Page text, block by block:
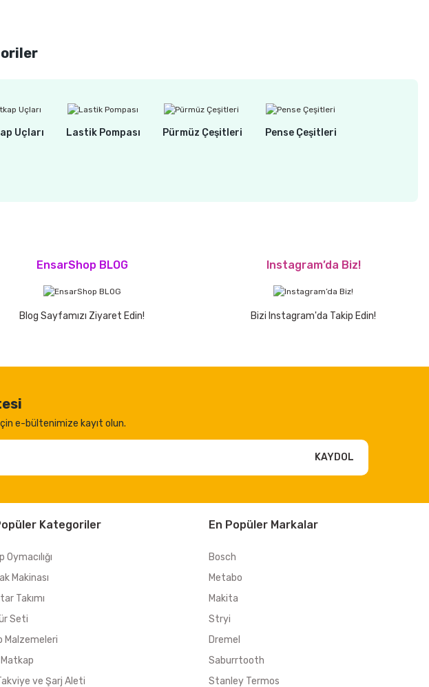
Uçları Lastik Pompası Pürmüz Çeşitleri Pense Çeşitleri
EnsarShop BLOG
Blog Sayfamızı Ziyaret Edin!
Instagram’da Biz!
Bizi Instagram'da Takip Edin!
e-bültenimize kayıt olun.
KAYDOL
Kategoriler
Oymacılığı
Makinası
Takımı
Seti
Malzemeleri
Matkap
ve Şarj Aleti
En Popüler Markalar
Bosch
Metabo
Makita
Stryi
Dremel
Saburrtooth
Stanley Termos